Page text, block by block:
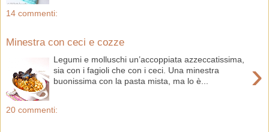
14 commenti:
Minestra con ceci e cozze
›
Legumi e molluschi un’accoppiata azzeccatissima,
sia con i fagioli che con i ceci. Una minestra
buonissima con la pasta mista, ma lo è...
20 commenti: